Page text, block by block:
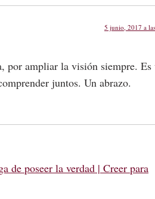
5 junio, 2017 a
por ampliar la visión siempre. Es
juntos. Un abrazo.
de poseer la verdad | Creer para